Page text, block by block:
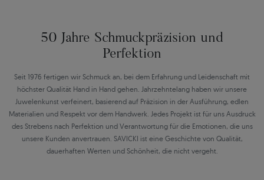
50 Jahre Schmuckpräzision und
Perfektion
Seit 1976 fertigen wir Schmuck an, bei dem Erfahrung und Leidenschaft mit
höchster Qualität Hand in Hand gehen. Jahrzehntelang haben wir unsere
Juwelenkunst verfeinert, basierend auf Präzision in der Ausführung, edlen
Materialien und Respekt vor dem Handwerk. Jedes Projekt ist für uns Ausdruck
des Strebens nach Perfektion und Verantwortung für die Emotionen, die uns
unsere Kunden anvertrauen. SAVICKI ist eine Geschichte von Qualität,
dauerhaften Werten und Schönheit, die nicht vergeht.